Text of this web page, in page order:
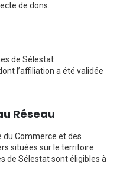
de dons.
de Sélestat
l’affiliation a été validée
Réseau
du Commerce et des
situées sur le territoire
de Sélestat sont éligibles à